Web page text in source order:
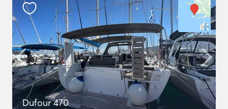
Dufour 470